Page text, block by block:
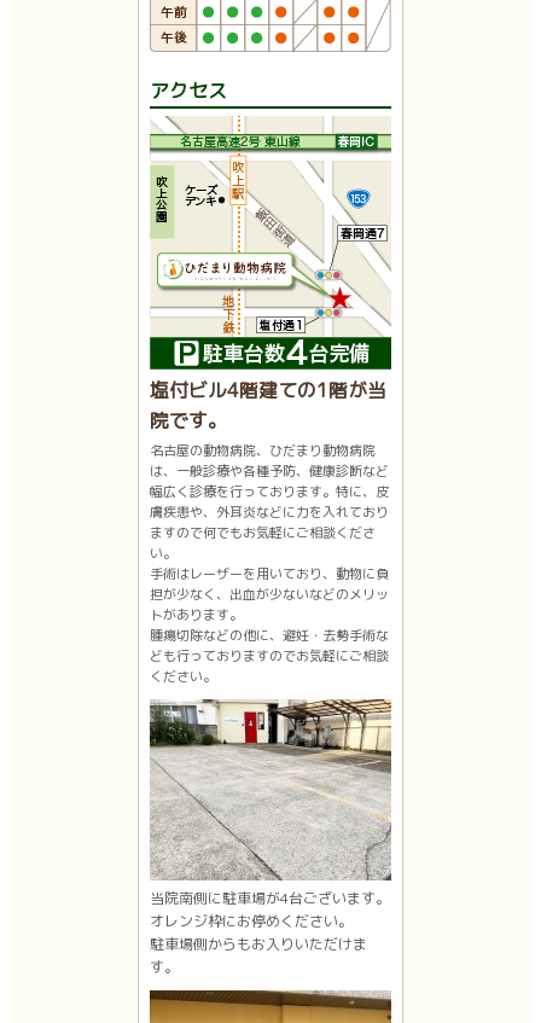
アクセス
塩付ビル4階建ての1階が当
院です。
名古屋の動物病院、ひだまり動物病院
は、一般診療や各種予防、健康診断など
幅広く診療を行っております。特に、皮
膚疾患や、外耳炎などに力を入れており
ますので何でもお気軽にご相談くださ
い。
手術はレーザーを用いており、動物に負
担が少なく、出血が少ないなどのメリッ
トがあります。
腫瘍切除などの他に、避妊・去勢手術な
ども行っておりますのでお気軽にご相談
ください。
当院南側に駐車場が4台ございます。
オレンジ枠にお停めください。
駐車場側からもお入りいただけま
す。